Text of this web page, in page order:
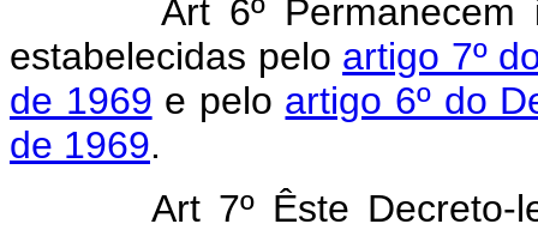
Art 6º
estabelecidas pelo artigo 7º
de 1969 e pelo artigo 6º do
de 1969.
Art 7º Êste